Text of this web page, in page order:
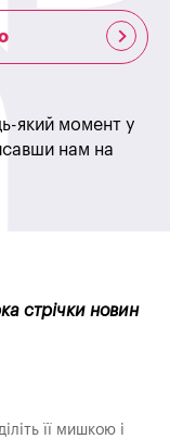
який момент у
нам на
стрічки новин
її мишкою і